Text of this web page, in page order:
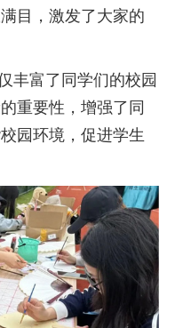
目，激发了大家的
富了同学们的校园
重要性，增强了同
园环境，促进学生